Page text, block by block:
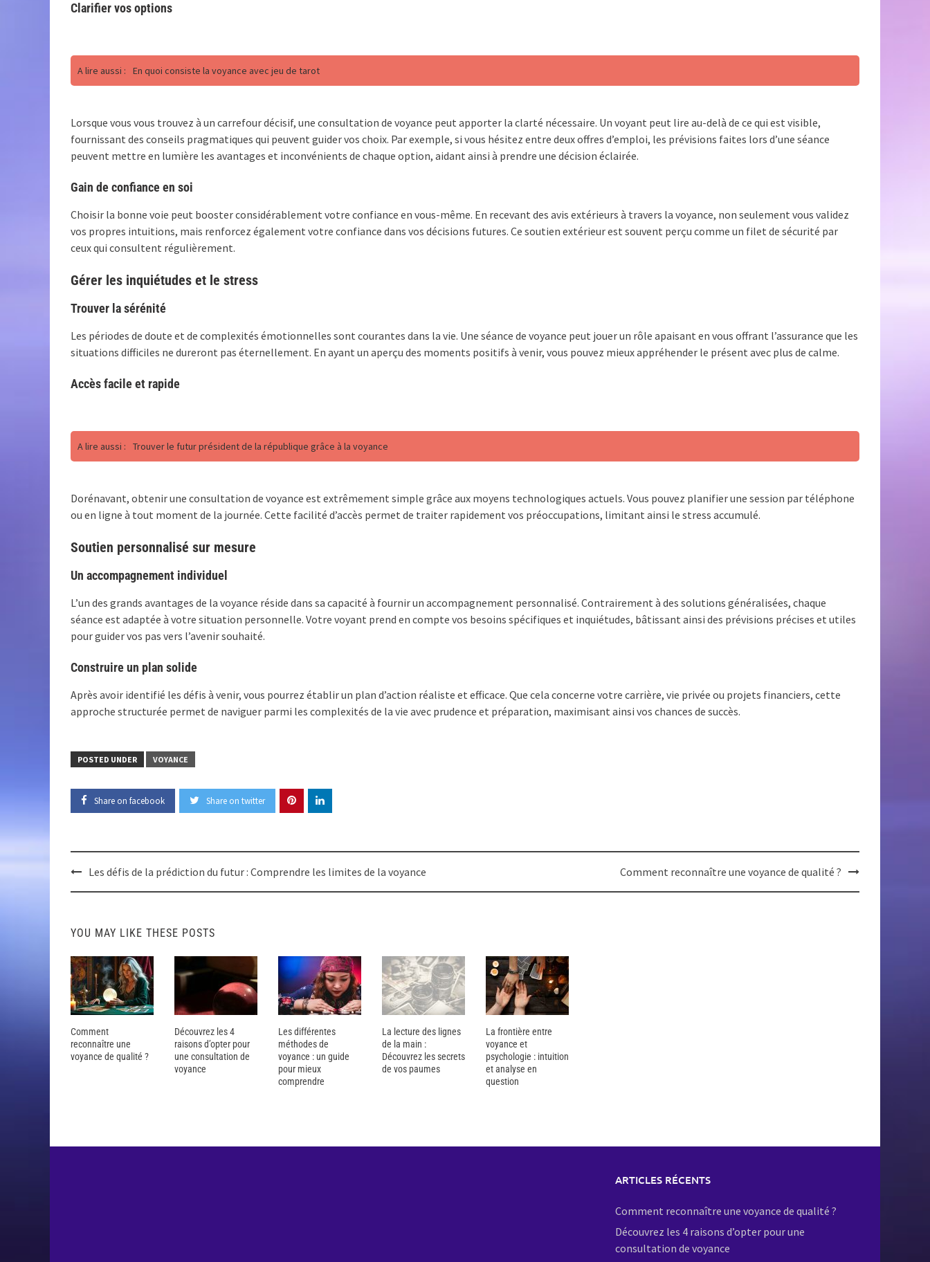
Clarifier vos options
A lire aussi : En quoi consiste la voyance avec jeu de tarot
Lorsque vous vous trouvez à un carrefour décisif, une consultation de voyance peut apporter la clarté nécessaire. Un voyant peut lire au-delà de ce qui est visible,
fournissant des conseils pragmatiques qui peuvent guider vos choix. Par exemple, si vous hésitez entre deux offres d’emploi, les prévisions faites lors d’une séance
peuvent mettre en lumière les avantages et inconvénients de chaque option, aidant ainsi à prendre une décision éclairée.
Gain de confiance en soi
Choisir la bonne voie peut booster considérablement votre confiance en vous-même. En recevant des avis extérieurs à travers la voyance, non seulement vous validez
vos propres intuitions, mais renforcez également votre confiance dans vos décisions futures. Ce soutien extérieur est souvent perçu comme un filet de sécurité par
ceux qui consultent régulièrement.
Gérer les inquiétudes et le stress
Trouver la sérénité
Les périodes de doute et de complexités émotionnelles sont courantes dans la vie. Une séance de voyance peut jouer un rôle apaisant en vous offrant l’assurance que les
situations difficiles ne dureront pas éternellement. En ayant un aperçu des moments positifs à venir, vous pouvez mieux appréhender le présent avec plus de calme.
Accès facile et rapide
A lire aussi : Trouver le futur président de la république grâce à la voyance
Dorénavant, obtenir une consultation de voyance est extrêmement simple grâce aux moyens technologiques actuels. Vous pouvez planifier une session par téléphone
ou en ligne à tout moment de la journée. Cette facilité d’accès permet de traiter rapidement vos préoccupations, limitant ainsi le stress accumulé.
Soutien personnalisé sur mesure
Un accompagnement individuel
L’un des grands avantages de la voyance réside dans sa capacité à fournir un accompagnement personnalisé. Contrairement à des solutions généralisées, chaque
séance est adaptée à votre situation personnelle. Votre voyant prend en compte vos besoins spécifiques et inquiétudes, bâtissant ainsi des prévisions précises et utiles
pour guider vos pas vers l’avenir souhaité.
Construire un plan solide
Après avoir identifié les défis à venir, vous pourrez établir un plan d’action réaliste et efficace. Que cela concerne votre carrière, vie privée ou projets financiers, cette
approche structurée permet de naviguer parmi les complexités de la vie avec prudence et préparation, maximisant ainsi vos chances de succès.
POSTED UNDER VOYANCE
Share on facebook Share on twitter
PostLes défis de la prédiction du futur : Comprendre les limites de la voyance Comment reconnaître une voyance de qualité ?
YOU MAY LIKE THESE POSTS
Comment
reconnaître une
voyance de qualité ?
Découvrez les 4
raisons d’opter pour
une consultation de
voyance
Les différentes
méthodes de
voyance : un guide
pour mieux
comprendre
La lecture des lignes
de la main :
Découvrez les secrets
de vos paumes
La frontière entre
voyance et
psychologie : intuition
et analyse en
question
ARTICLES RÉCENTS
Comment reconnaître une voyance de qualité ?
Découvrez les 4 raisons d’opter pour une
consultation de voyance